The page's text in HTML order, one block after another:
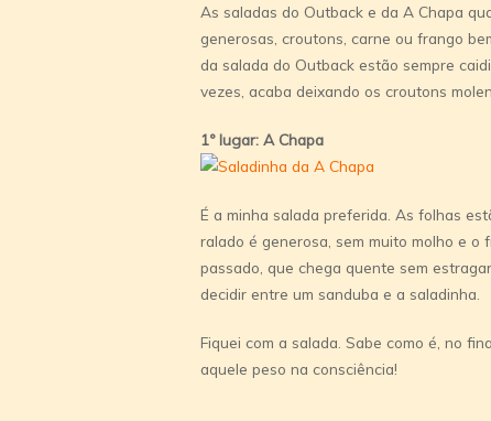
As saladas do Outback e da A Chapa
generosas, croutons, carne ou frango
da salada do Outback estão sempre
vezes, acaba deixando os croutons
1º lugar: A Chapa
É a minha salada preferida. As folhas
ralado é generosa, sem muito molho e
passado, que chega quente sem
decidir entre um sanduba e a saladinha.
Fiquei com a salada. Sabe como é, no
aquele peso na consciência!